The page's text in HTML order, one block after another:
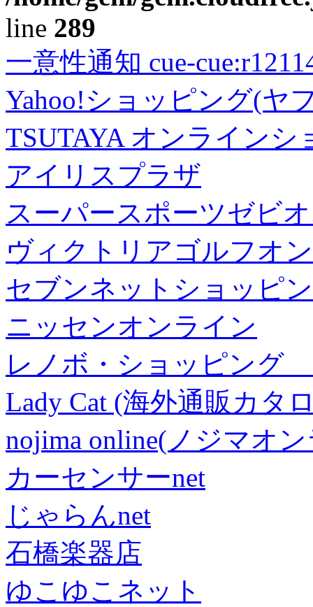
line 289
一意性通知 cue-
Yahoo!ショッピング(ヤ
TSUTAYA オンラインシ
アイリスプラザ
スーパースポーツゼビ
ヴィクトリアゴルフオ
セブンネットショッピ
ニッセンオンライン
レノボ・ショッピング
Lady Cat (海外通販カタ
nojima online(ノジマオ
カーセンサーnet
じゃらんnet
石橋楽器店
ゆこゆこネット